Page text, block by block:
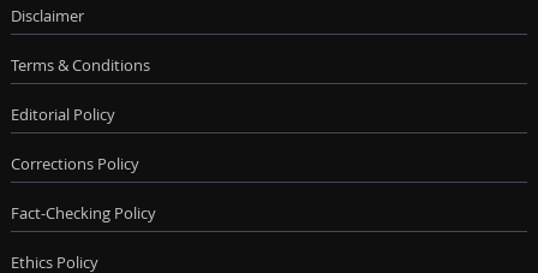
Disclaimer
Terms & Conditions
Editorial Policy
Corrections Policy
Fact-Checking Policy
Ethics Policy